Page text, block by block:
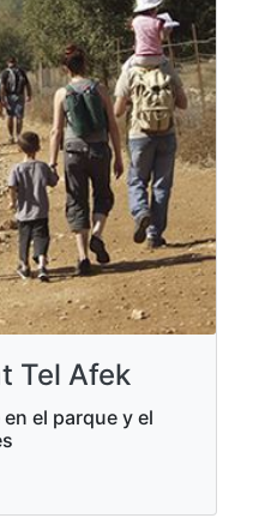
Tel Afek
el parque y el